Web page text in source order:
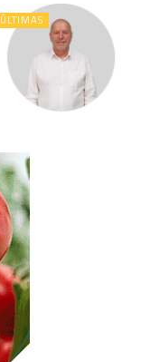
ÚLTIMAS